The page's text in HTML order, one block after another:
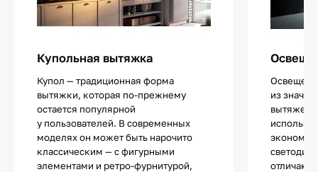
Купольная вытяжка
Купол — традиционная форма
вытяжки, которая по-прежнему
остается популярной
у пользователей. В современных
моделях он может быть нарочито
классическим — с фигурными
элементами и ретро-фурнитурой,
из
вытяжек.